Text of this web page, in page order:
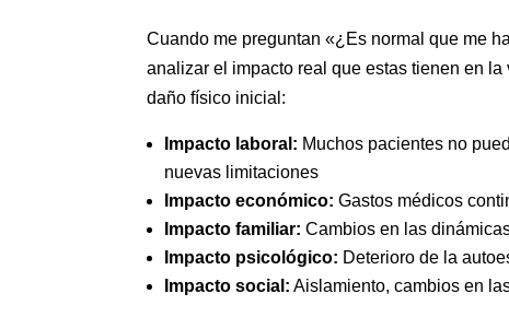
Cuando me preguntan «¿Es normal que me
analizar el impacto real que estas tienen en
daño físico inicial:
Impacto laboral: Muchos pacientes no
nuevas limitaciones
Impacto económico: Gastos médicos
Impacto familiar: Cambios en las
Impacto psicológico: Deterioro de la
Impacto social: Aislamiento, cambios en